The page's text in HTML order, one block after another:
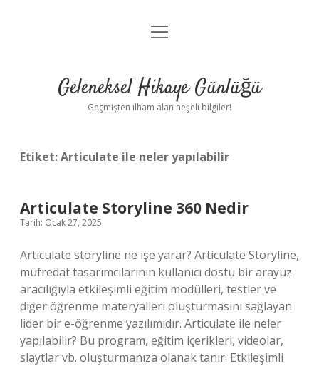
Anasayfa
Yasal Uyarı
menüyü
Geleneksel Hikaye Günlüğü
Geçmişten ilham alan neşeli bilgiler!
Etiket:Articulate ile neler yapılabilir
Articulate Storyline 360 Nedir
Tarih: Ocak 27, 2025
Articulate storyline ne işe yarar? Articulate Storyline,
müfredat tasarımcılarının kullanıcı dostu bir arayüz
aracılığıyla etkileşimli eğitim modülleri, testler ve
diğer öğrenme materyalleri oluşturmasını sağlayan
lider bir e-öğrenme yazılımıdır. Articulate ile neler
yapılabilir? Bu program, eğitim içerikleri, videolar,
slaytlar vb. oluşturmanıza olanak tanır. Etkileşimli